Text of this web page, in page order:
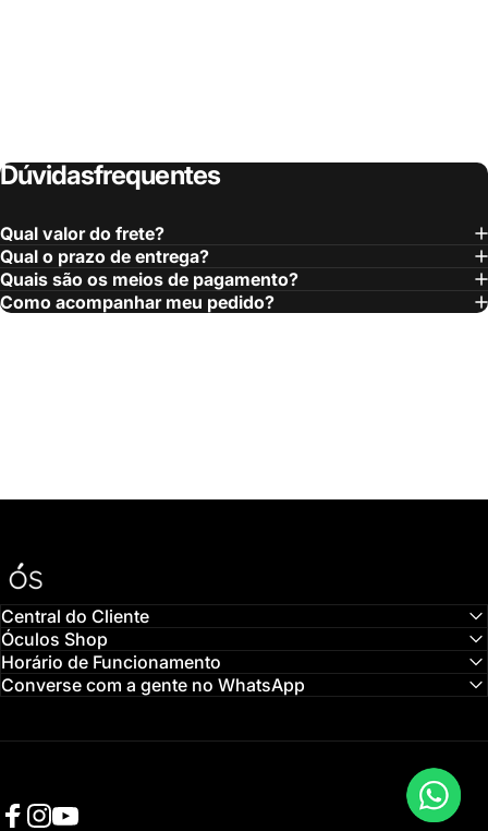
Dúvidasfrequentes
Qual valor do frete?
Qual o prazo de entrega?
Quais são os meios de pagamento?
Como acompanhar meu pedido?
Óculos Shop
Central do Cliente
Óculos Shop
Horário de Funcionamento
Converse com a gente no WhatsApp